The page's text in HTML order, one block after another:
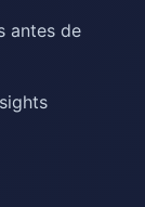
antes de